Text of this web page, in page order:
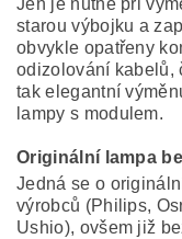
starou výbojku a
obvykle opatřeny
odizolování kabelů,
tak elegantní
lampy s modulem.
Originální lampa
Jedná se o
výrobců (Philips,
Ushio), ovšem již